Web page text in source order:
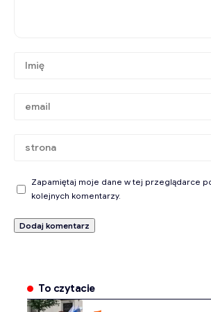
Zapamiętaj moje dane w tej przeglądarce
kolejnych komentarzy.
To czytacie